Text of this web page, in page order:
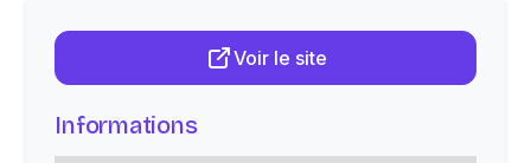
Voir le site
Informations